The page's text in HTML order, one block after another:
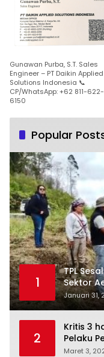
Gunawan Purba, S.T. Sales
Engineer – PT Daikin Applied
Solutions Indonesia 📞
CP/WhatsApp: +62 811-622-
6150
Popular
1
TPL
Sektor
Januari 31,
2
Kritis 3
Pelaku
Maret 3,